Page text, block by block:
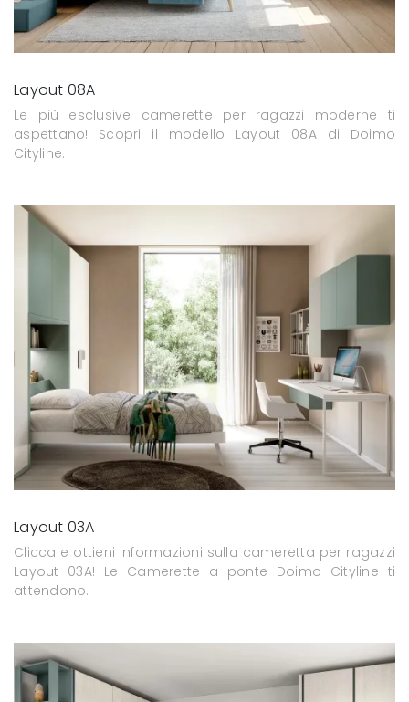
Layout 08A
Le più esclusive camerette per ragazzi moderne ti
aspettano! Scopri il modello Layout 08A di Doimo
Cityline.
Layout 03A
Clicca e ottieni informazioni sulla cameretta per ragazzi
Layout 03A! Le Camerette a ponte Doimo Cityline ti
attendono.